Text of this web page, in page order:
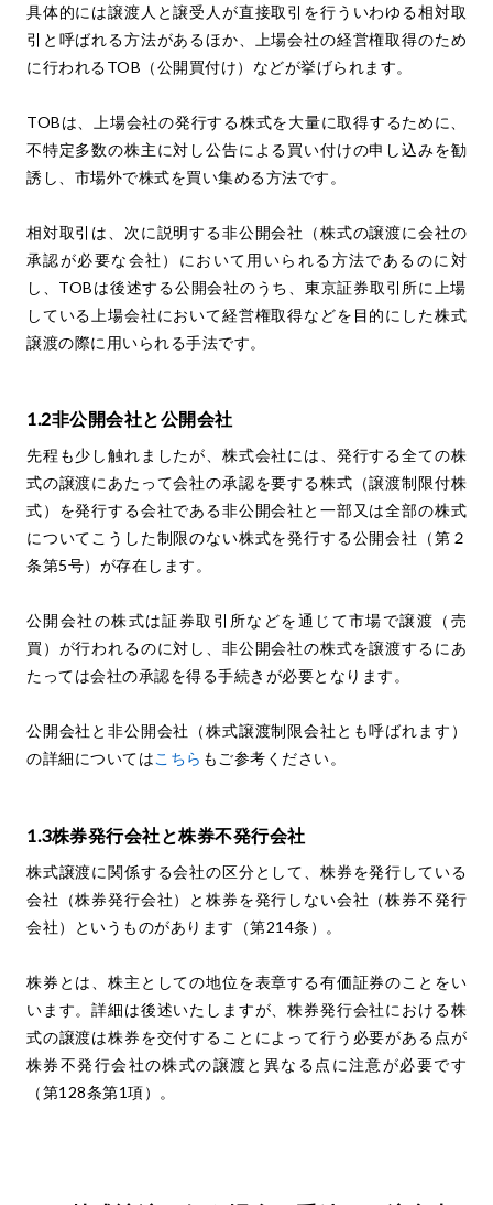
具体的には譲渡人と譲受人が直接取引を行ういわゆる相対取
引と呼ばれる方法があるほか、上場会社の経営権取得のため
に行われるTOB（公開買付け）などが挙げられます。
TOBは、上場会社の発行する株式を大量に取得するために、
不特定多数の株主に対し公告による買い付けの申し込みを勧
誘し、市場外で株式を買い集める方法です。
相対取引は、次に説明する非公開会社（株式の譲渡に会社の
承認が必要な会社）において用いられる方法であるのに対
し、TOBは後述する公開会社のうち、東京証券取引所に上場
している上場会社において経営権取得などを目的にした株式
譲渡の際に用いられる手法です。
1.2非公開会社と公開会社
先程も少し触れましたが、株式会社には、発行する全ての株
式の譲渡にあたって会社の承認を要する株式（譲渡制限付株
式）を発行する会社である非公開会社と一部又は全部の株式
についてこうした制限のない株式を発行する公開会社（第２
条第5号）が存在します。
公開会社の株式は証券取引所などを通じて市場で譲渡（売
買）が行われるのに対し、非公開会社の株式を譲渡するにあ
たっては会社の承認を得る手続きが必要となります。
公開会社と非公開会社（株式譲渡制限会社とも呼ばれます）
の詳細についてはこちら もご参考ください。
1.3株券発行会社と株券不発行会社
株式譲渡に関係する会社の区分として、株券を発行している
会社（株券発行会社）と株券を発行しない会社（株券不発行
会社）というものがあります（第214条）。
株券とは、株主としての地位を表章する有価証券のことをい
います。詳細は後述いたしますが、株券発行会社における株
式の譲渡は株券を交付することによって行う必要がある点が
株券不発行会社の株式の譲渡と異なる点に注意が必要です
（第128条第1項）。